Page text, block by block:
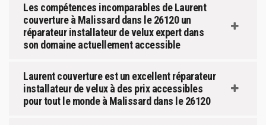
Les compétences incomparables de Laurent
couverture à Malissard dans le 26120 un
réparateur installateur de velux expert dans
son domaine actuellement accessible
Laurent couverture est un excellent réparateur
installateur de velux à des prix accessibles
pour tout le monde à Malissard dans le 26120